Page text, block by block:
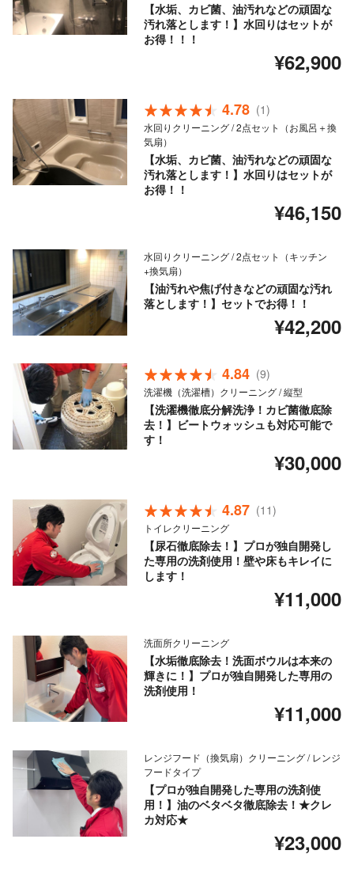
【水垢、カビ菌、油汚れなどの頑固な
汚れ落とします！】水回りはセットが
お得！！！
¥62,900
4.78 (1)
水回りクリーニング / 2点セット（お風呂＋換
気扇）
【水垢、カビ菌、油汚れなどの頑固な
汚れ落とします！】水回りはセットが
お得！！
¥46,150
水回りクリーニング / 2点セット（キッチン
+換気扇）
【油汚れや焦げ付きなどの頑固な汚れ
落とします！】セットでお得！！
¥42,200
4.84 (9)
洗濯機（洗濯槽）クリーニング / 縦型
【洗濯機徹底分解洗浄！カビ菌徹底除
去！】ビートウォッシュも対応可能で
す！
¥30,000
4.87 (11)
トイレクリーニング
【尿石徹底除去！】プロが独自開発し
た専用の洗剤使用！壁や床もキレイに
します！
¥11,000
洗面所クリーニング
【水垢徹底除去！洗面ボウルは本来の
輝きに！】プロが独自開発した専用の
洗剤使用！
¥11,000
レンジフード（換気扇）クリーニング / レンジ
フードタイプ
【プロが独自開発した専用の洗剤使
用！】油のベタベタ徹底除去！★クレ
カ対応★
¥23,000